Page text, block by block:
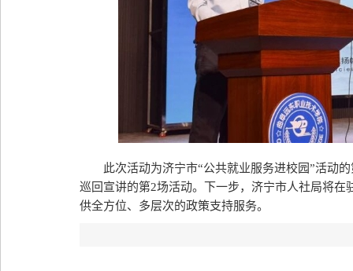
此次活动为济宁市“公共就业服务进校园”活动
巡回宣讲的第2场活动。下一步，济宁市人社局将
供全方位、多层次的政策支持服务。